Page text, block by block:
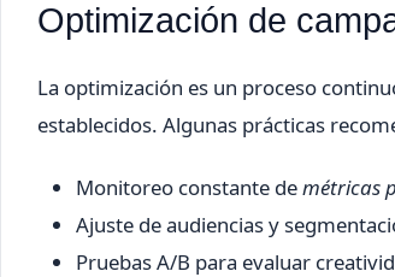
Optimización de
La optimización es un proceso
establecidos. Algunas prácticas
Monitoreo constante demétricas
Ajuste de audiencias y
Pruebas A/B para evaluar